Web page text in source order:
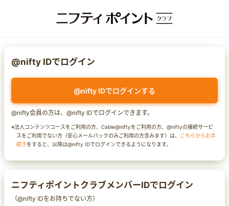
@nifty IDでログイン
@nifty IDでログインする
@nifty会員の方は、@nifty IDでログインできます。
※法人コンテンツコースをご利用の方、Cable@niftyをご利用の方、@niftyの接続サービ
スをご利用でない方（安心メールパックのみご利用の方含みます）は、 こちらからお手
続きをすると、以降は@nifty IDでログインできるようになります。
ニフティポイントクラブメンバーIDでログイン
（@nifty IDをお持ちでない方）